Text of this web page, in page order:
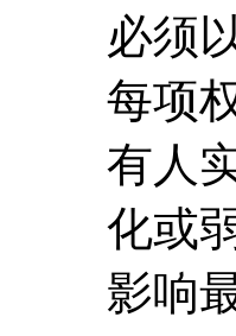
必须
每项
有人
化或
影响